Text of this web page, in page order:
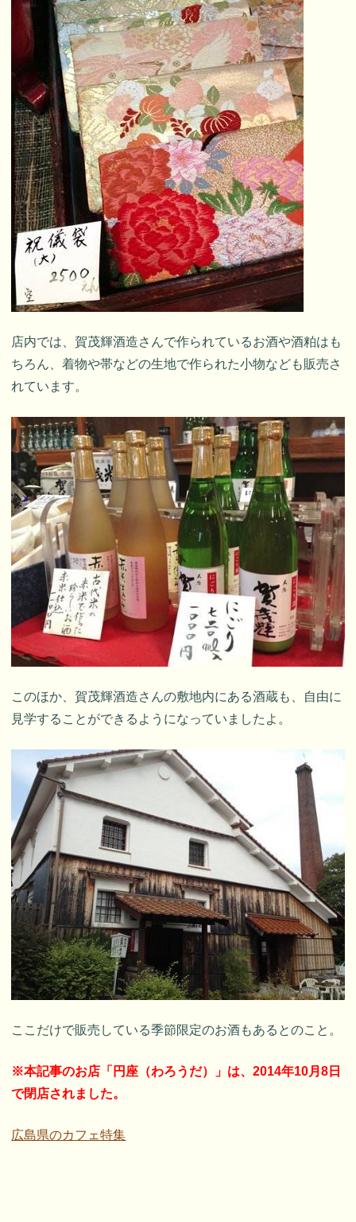
店内では、賀茂輝酒造さんで作られているお酒や酒粕はも
ちろん、着物や帯などの生地で作られた小物なども販売さ
れています。
このほか、賀茂輝酒造さんの敷地内にある酒蔵も、自由に
見学することができるようになっていましたよ。
ここだけで販売している季節限定のお酒もあるとのこと。
※本記事のお店「円座（わろうだ）」は、2014年10月8日
で閉店されました。
広島県のカフェ特集